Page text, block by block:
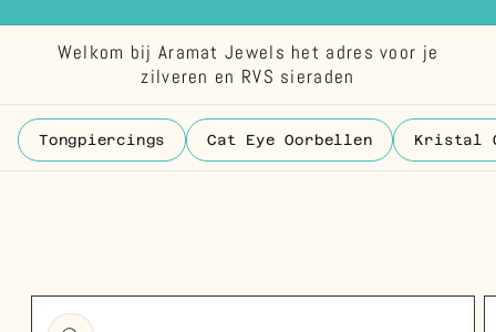
Welkom bij Aramat Jewels het adres voor je
zilveren en RVS sieraden
Tongpiercings Cat Eye Oorbellen Kristal
direct naar